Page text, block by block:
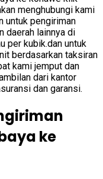
menghubungi kami
untuk pengiriman
daerah lainnya di
per kubik.dan untuk
berdasarkan taksiran
kami jemput dan
dari kantor
dan garansi.
ke